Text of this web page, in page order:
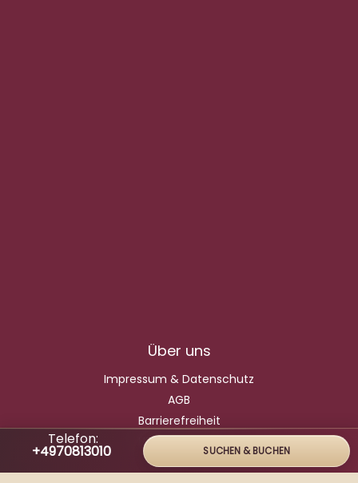
Über uns
Impressum & Datenschutz
AGB
Barrierefreiheit
HTML-Sitemap
Telefon:
+4970813010 SUCHEN & BUCHEN